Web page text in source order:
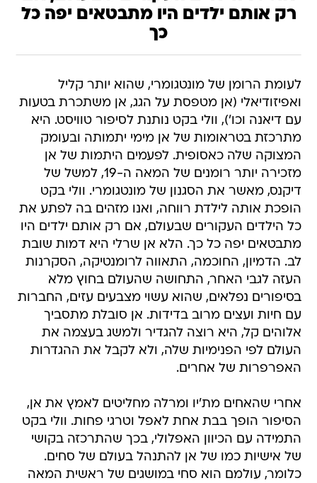
רק אותם ילדים היו מתבטאים יפה כל
כך
לעומת הרומן של מונטגומרי, שהוא יותר קליל
ואפיזודיאלי (אן מטפסת על הגג, אן משתכרת בטעות
עם דיאנה וכו'), וולי בקט נותנת לסיפור טוויסט. היא
מתרכזת בטראומות של אן מימי יתמותה ובעומק
המצוקה שלה כאסופית. לפעמים היתמות של אן
מזכירה יותר רומנים של המאה ה-19, למשל של
דיקנס, מאשר את הסגנון של מונטגומרי. וולי בקט
הופכת אותה לילדת רווחה, ואנו מזהים בה לפתע את
כל הילדים העקורים שבעולם, אם רק אותם ילדים היו
מתבטאים יפה כל כך. הלא אן שרלי היא דמות שובת
לב. הדמיון, החוכמה, התאווה לרומנטיקה, הסקרנות
העזה לגבי האחר, התחושה שהעולם בחוץ מלא
בסיפורים נפלאים, שהוא עשוי מצבעים עזים, החברות
עם חיות ועצים מרוב בדידות. אן סובלת מתסביך
אלוהים קל, היא רוצה להגדיר ולמשג בעצמה את
העולם לפי הפנימיות שלה, ולא לקבל את ההגדרות
האפרפרות של אחרים.
אחרי שהאחים מת'יו ומרלה מחליטים לאמץ את אן,
הסיפור הופך בבת אחת לאפל וטרגי פחות. וולי בקט
התמידה עם הכיוון האפלולי, בכך שהתרכזה בקושי
של אישיות כמו של אן להתנהל בעולם של סחים.
כלומר, עולמם הוא סחי במושגים של ראשית המאה